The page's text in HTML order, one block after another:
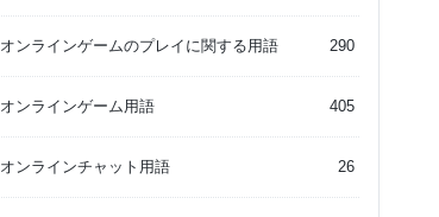
オンラインゲームのプレイに関する用語 290
オンラインゲーム用語 405
オンラインチャット用語 26